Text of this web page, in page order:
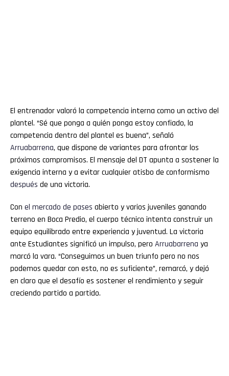
El entrenador valoró la competencia interna como un activo del
plantel. “Sé que ponga a quién ponga estoy confiado, la
competencia dentro del plantel es buena”, señaló
Arruabarrena, que dispone de variantes para afrontar los
próximos compromisos. El mensaje del DT apunta a sostener la
exigencia interna y a evitar cualquier atisbo de conformismo
después de una victoria.
Con el mercado de pases abierto y varios juveniles ganando
terreno en Boca Predio, el cuerpo técnico intenta construir un
equipo equilibrado entre experiencia y juventud. La victoria
ante Estudiantes significó un impulso, pero Arruabarrena ya
marcó la vara. “Conseguimos un buen triunfo pero no nos
podemos quedar con esto, no es suficiente”, remarcó, y dejó
en claro que el desafío es sostener el rendimiento y seguir
creciendo partido a partido.